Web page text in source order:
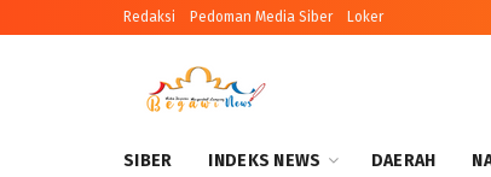
Redaksi Pedoman Media Siber Loker
SIBER INDEKS NEWS DAERAH